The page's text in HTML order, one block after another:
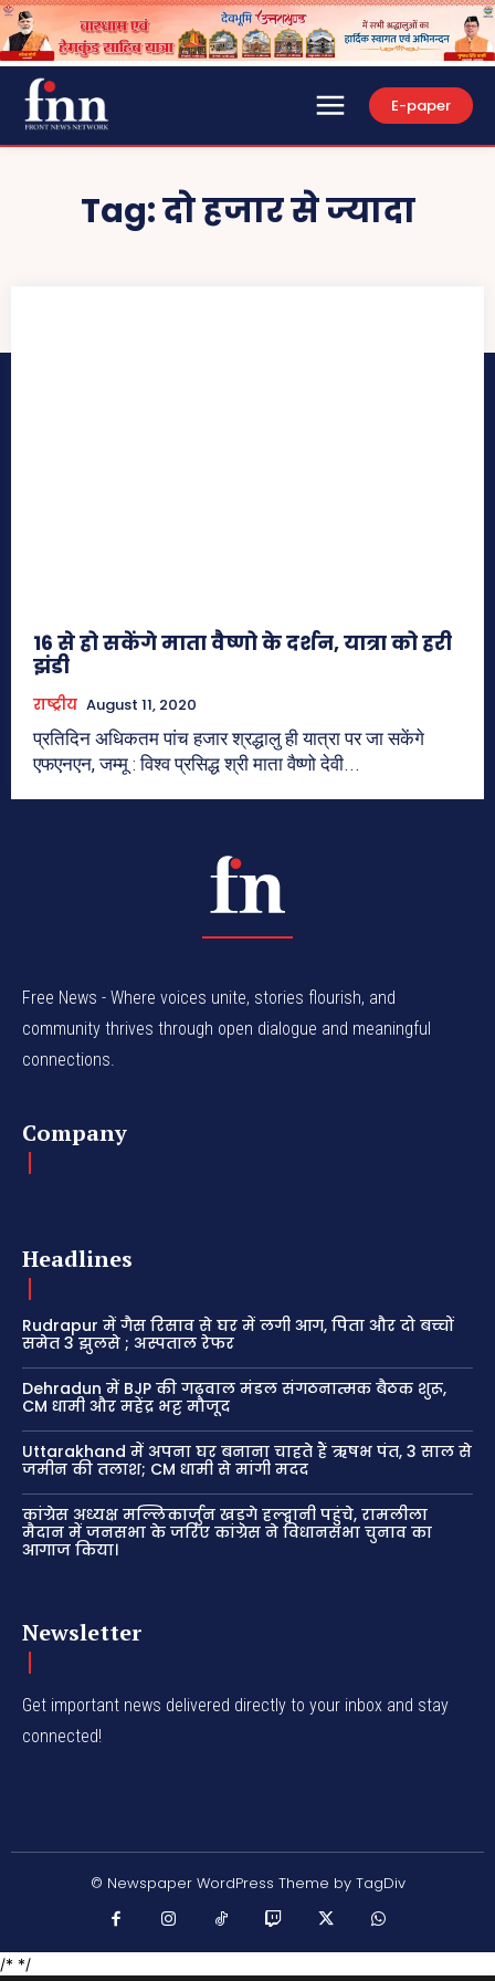
E-paper
Tag:दो हजार से ज्यादा
16 से हो सकेंगे माता वैष्णो के दर्शन, यात्रा को हरी
झंडी
राष्ट्रीय August 11, 2020
प्रतिदिन अधिकतम पांच हजार श्रद्धालु ही यात्रा पर जा सकेंगे
एफएनएन, जम्मू : विश्व प्रसिद्ध श्री माता वैष्णो देवी...
Free News - Where voices unite, stories flourish, and
community thrives through open dialogue and meaningful
connections.
Company
Headlines
Rudrapur में गैस रिसाव से घर में लगी आग, पिता और दो बच्चों
समेत 3 झुलसे ; अस्पताल रेफर
Dehradun में BJP की गढ़वाल मंडल संगठनात्मक बैठक शुरू,
CM धामी और महेंद्र भट्ट मौजूद
Uttarakhand में अपना घर बनाना चाहते हैं ऋषभ पंत, 3 साल से
जमीन की तलाश; CM धामी से मांगी मदद
कांग्रेस अध्यक्ष मल्लिकार्जुन खड़गे हल्द्वानी पहुंचे, रामलीला
मैदान में जनसभा के जरिए कांग्रेस ने विधानसभा चुनाव का
आगाज किया।
Newsletter
Get important news delivered directly to your inbox and stay
connected!
© Newspaper WordPress Theme by TagDiv
/* */